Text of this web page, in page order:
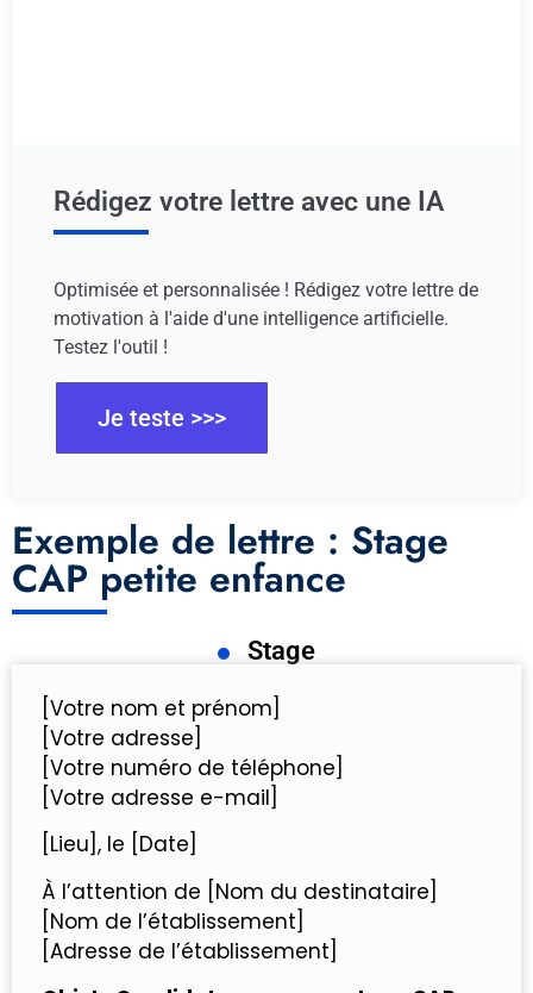
Rédigez votre lettre avec une IA
Optimisée et personnalisée ! Rédigez votre lettre de
motivation à l'aide d'une intelligence artificielle.
Testez l'outil !
Je teste >>>
Exemple de lettre : Stage
CAP petite enfance
Stage
[Votre nom et prénom]
[Votre adresse]
[Votre numéro de téléphone]
[Votre adresse e-mail]
[Lieu], le [Date]
À l’attention de [Nom du destinataire]
[Nom de l’établissement]
[Adresse de l’établissement]